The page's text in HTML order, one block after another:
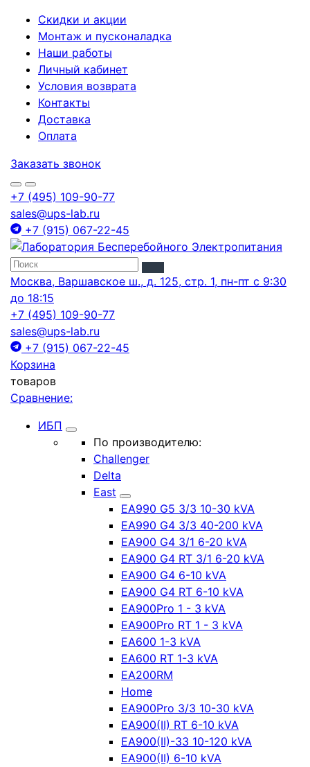
Скидки и акции
Монтаж и пусконаладка
Наши работы
Личный кабинет
Условия возврата
Контакты
Доставка
Оплата
Заказать звонок
+7 (495) 109-90-77
sales@ups-lab.ru
+7 (915) 067-22-45
Москва, Варшавское ш., д. 125, стр. 1, пн-пт с 9:30
до 18:15
+7 (495) 109-90-77
sales@ups-lab.ru
+7 (915) 067-22-45
Корзина
товаров
Сравнение:
ИБП
По производителю:
Challenger
Delta
East
EA990 G5 3/3 10-30 kVA
EA990 G4 3/3 40-200 kVA
EA900 G4 3/1 6-20 kVA
EA900 G4 RT 3/1 6-20 kVA
EA900 G4 6-10 kVA
EA900 G4 RT 6-10 kVA
EA900Pro 1 - 3 kVA
EA900Pro RT 1 - 3 kVA
EA600 1-3 kVA
EA600 RT 1-3 kVA
EA200RM
Home
EA900Pro 3/3 10-30 kVA
EA900(II) RT 6-10 kVA
EA900(II)-33 10-120 kVA
EA900(II) 6-10 kVA